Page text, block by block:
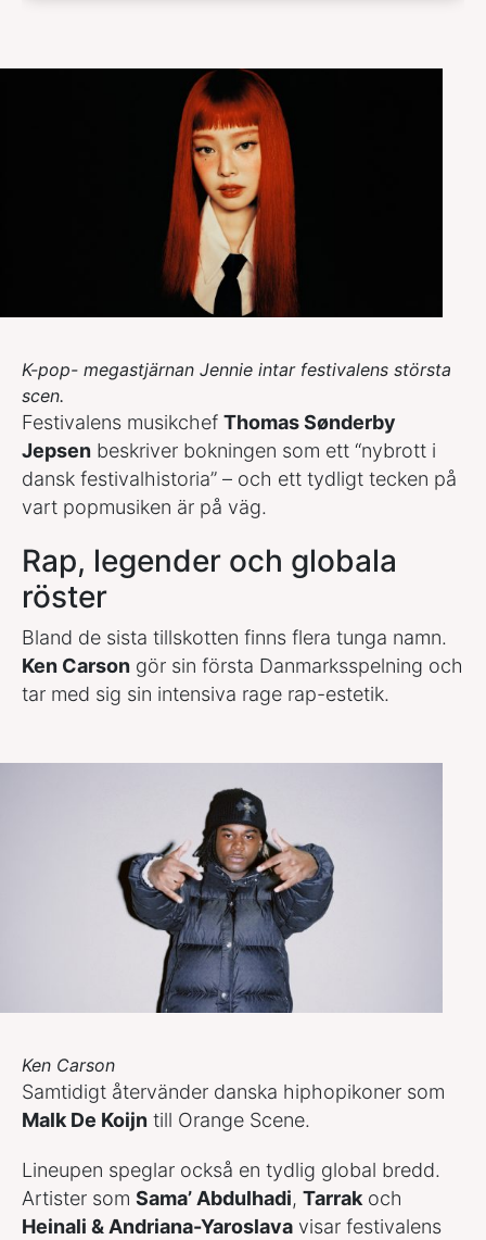
K-pop- megastjärnan Jennie intar festivalens största
scen.
Festivalens musikchef Thomas Sønderby
Jepsen beskriver bokningen som ett “nybrott i
dansk festivalhistoria” – och ett tydligt tecken på
vart popmusiken är på väg.
Rap, legender och globala
röster
Bland de sista tillskotten finns flera tunga namn.
Ken Carson gör sin första Danmarksspelning och
tar med sig sin intensiva rage rap-estetik.
Ken Carson
Samtidigt återvänder danska hiphopikoner som
Malk De Koijn till Orange Scene.
Lineupen speglar också en tydlig global bredd.
Artister som Sama’ Abdulhadi, Tarrak och
Heinali & Andriana-Yaroslava visar festivalens